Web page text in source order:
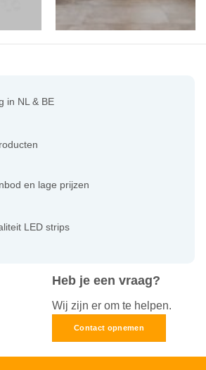
Heb je een vraag?
Wij zijn er om te helpen.
Contact opnemen
in NL & BE
en lage prijzen
LED strips